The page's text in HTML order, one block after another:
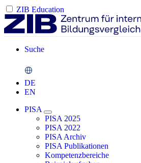
ZIB Education
Suche
DE
EN
PISA
PISA 2025
PISA 2022
PISA Archiv
PISA Publikationen
Kompetenzbereiche